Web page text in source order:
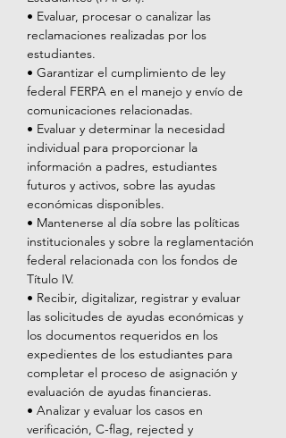
• Evaluar, procesar o canalizar las
reclamaciones realizadas por los
estudiantes.
• Garantizar el cumplimiento de ley
federal FERPA en el manejo y envío de
comunicaciones relacionadas.
• Evaluar y determinar la necesidad
individual para proporcionar la
información a padres, estudiantes
futuros y activos, sobre las ayudas
económicas disponibles.
• Mantenerse al día sobre las políticas
institucionales y sobre la reglamentación
federal relacionada con los fondos de
Título IV.
• Recibir, digitalizar, registrar y evaluar
las solicitudes de ayudas económicas y
los documentos requeridos en los
expedientes de los estudiantes para
completar el proceso de asignación y
evaluación de ayudas financieras.
• Analizar y evaluar los casos en
verificación, C-flag, rejected y